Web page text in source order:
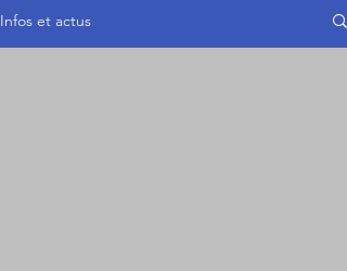
Infos et actus